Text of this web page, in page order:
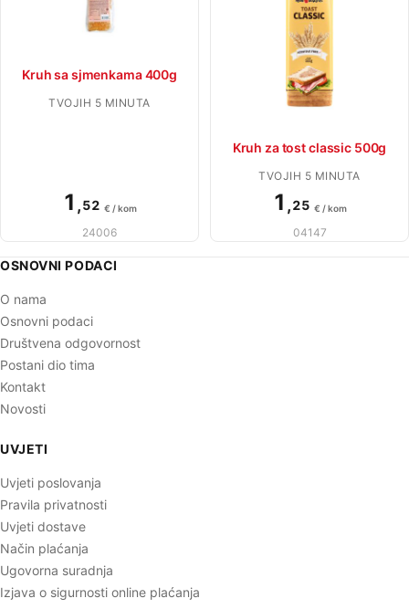
Kruh sa sjmenkama 400g
TVOJIH 5 MINUTA
1 ,52 € / kom
24006
Kruh za tost classic 500g
TVOJIH 5 MINUTA
1 ,25 € / kom
04147
OSNOVNI PODACI
O nama
Osnovni podaci
Društvena odgovornost
Postani dio tima
Kontakt
Novosti
UVJETI
Uvjeti poslovanja
Pravila privatnosti
Uvjeti dostave
Način plaćanja
Ugovorna suradnja
Izjava o sigurnosti online plaćanja